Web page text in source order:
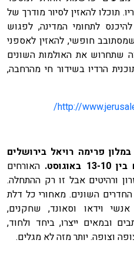
תוכלו להאזין לסיור מודרך של
לתחומי המדינה, לפגוש
חופשי, להאזין לאספני
שתחרוש את האולמות השונים
הרדיו בשידור חי מהרחבה,
http://
פרימה רויאל בירושלים
האורחים
ורהיטים אבל זו רק ההתחלה.
השונים. מאחורי כל דלת
40 אמנים, אנשי וידאו וסאונד, שחקנים,
ובמאים ייצרו, ביחד ולחוד,
וצופה. יותר מזה לא מגלים.